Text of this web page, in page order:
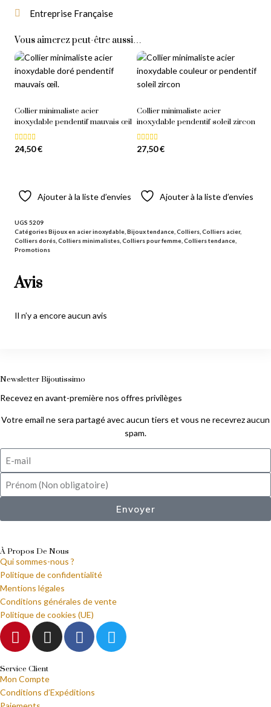
Entreprise Française
Vous aimerez peut-être aussi…
Collier minimaliste acier
inoxydable pendentif mauvais œil
Note
5.00
24,50€
Ajouter à la liste d’envies
Collier minimaliste acier
inoxydable pendentif soleil zircon
Note
5.00
27,50€
Ajouter à la liste d’envies
UGS 5209
CatégoriesBijoux en acier inoxydable Bijoux tendance Colliers Colliers acier,
Colliers dorés Colliers minimalistes Colliers pour femme Colliers tendance
Promotions
Avis
Il n’y a encore aucun avis
Newsletter Bijoutissimo
Recevez en avant-première nos offres privilèges
Votre email ne sera partagé avec aucun tiers et vous ne recevrez aucun
spam.
Envoyer
À Propos De Nous
Qui sommes-nous ?
Politique de confidentialité
Mentions légales
Conditions générales de vente
Politique de cookies (UE)
Service Client
Mon Compte
Conditions d’Expéditions